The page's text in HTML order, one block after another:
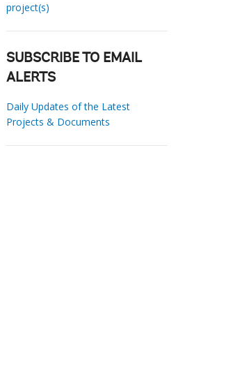
project(s)
SUBSCRIBE TO EMAIL
ALERTS
Daily Updates of the Latest
Projects & Documents